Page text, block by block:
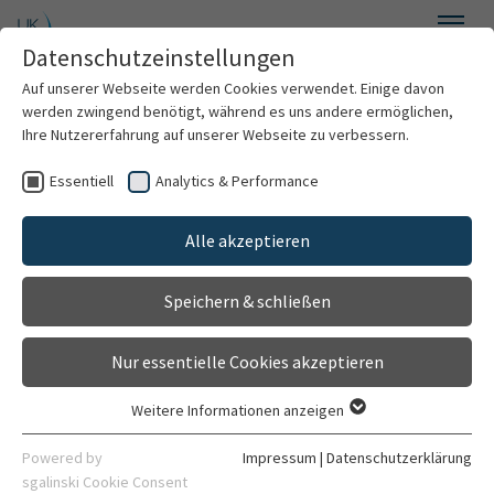
Zum Hauptinhalt springen
Willkommen
Über uns
Für Patienten
Für Ärzte
Hautklinik
Datenschutzeinstellungen
Auf unserer Webseite werden Cookies verwendet. Einige davon
werden zwingend benötigt, während es uns andere ermöglichen,
Ihre Nutzererfahrung auf unserer Webseite zu verbessern.
Essentiell Analytics & Performance
Alle akzeptieren
Speichern & schließen
Nur essentielle Cookies akzeptieren
Essentielle Cookies werden für grundlegende Funktionen der
Webseite benötigt. Dadurch ist gewährleistet, dass die
Weitere Informationen anzeigen
Powered by
sgalinski Cookie Consent
Impressum | Datenschutzerklärung